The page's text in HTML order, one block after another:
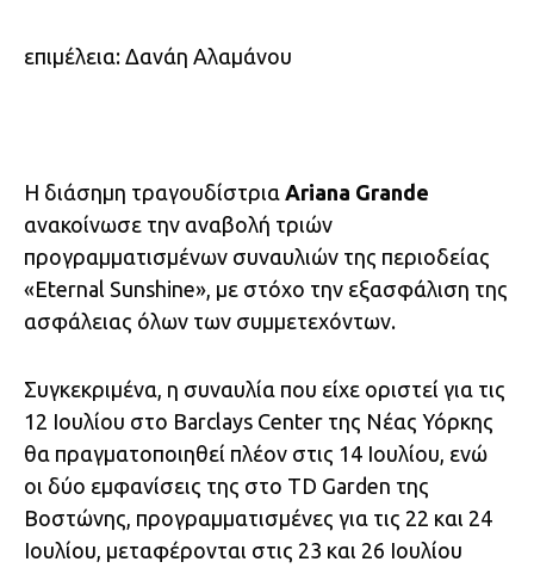
επιμέλεια: Δανάη Αλαμάνου
Η διάσημη τραγουδίστρια Ariana Grande
ανακοίνωσε την αναβολή τριών
προγραμματισμένων συναυλιών της περιοδείας
«Eternal Sunshine», με στόχο την εξασφάλιση της
ασφάλειας όλων των συμμετεχόντων.
Συγκεκριμένα, η συναυλία που είχε οριστεί για τις
12 Ιουλίου στο Barclays Center της Νέας Υόρκης
θα πραγματοποιηθεί πλέον στις 14 Ιουλίου, ενώ
οι δύο εμφανίσεις της στο TD Garden της
Βοστώνης, προγραμματισμένες για τις 22 και 24
Ιουλίου, μεταφέρονται στις 23 και 26 Ιουλίου